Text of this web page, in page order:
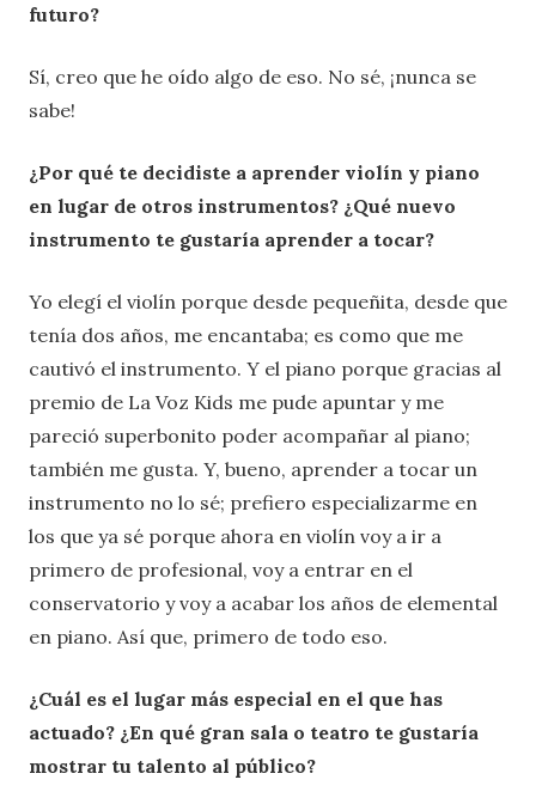
futuro?
Sí, creo que he oído algo de eso. No sé, ¡nunca se
sabe!
¿Por qué te decidiste a aprender violín y piano
en lugar de otros instrumentos? ¿Qué nuevo
instrumento te gustaría aprender a tocar?
Yo elegí el violín porque desde pequeñita, desde que
tenía dos años, me encantaba; es como que me
cautivó el instrumento. Y el piano porque gracias al
premio de La Voz Kids me pude apuntar y me
pareció superbonito poder acompañar al piano;
también me gusta. Y, bueno, aprender a tocar un
instrumento no lo sé; prefiero especializarme en
los que ya sé porque ahora en violín voy a ir a
primero de profesional, voy a entrar en el
conservatorio y voy a acabar los años de elemental
en piano. Así que, primero de todo eso.
¿Cuál es el lugar más especial en el que has
actuado? ¿En qué gran sala o teatro te gustaría
mostrar tu talento al público?